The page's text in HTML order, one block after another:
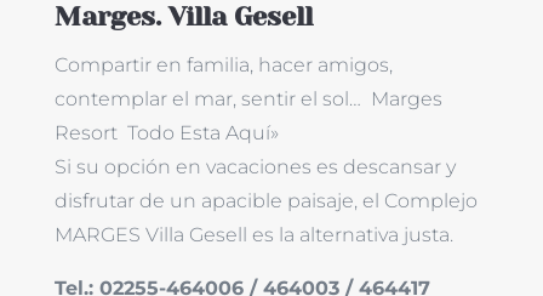
Marges. Villa Gesell
Compartir en familia, hacer amigos,
contemplar el mar, sentir el sol… Marges
Resort Todo Esta Aquí»
Si su opción en vacaciones es descansar y
disfrutar de un apacible paisaje, el Complejo
MARGES Villa Gesell es la alternativa justa.
Tel.: 02255-464006 / 464003 / 464417